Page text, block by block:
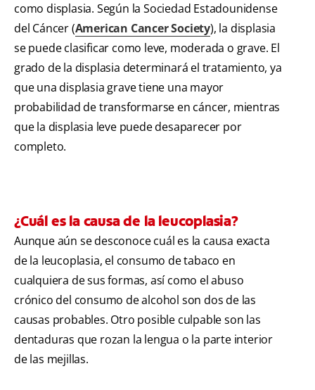
como displasia. Según la Sociedad Estadounidense
del Cáncer (American Cancer Society), la displasia
se puede clasificar como leve, moderada o grave. El
grado de la displasia determinará el tratamiento, ya
que una displasia grave tiene una mayor
probabilidad de transformarse en cáncer, mientras
que la displasia leve puede desaparecer por
completo.
¿Cuál es la causa de la leucoplasia?
Aunque aún se desconoce cuál es la causa exacta
de la leucoplasia, el consumo de tabaco en
cualquiera de sus formas, así como el abuso
crónico del consumo de alcohol son dos de las
causas probables. Otro posible culpable son las
dentaduras que rozan la lengua o la parte interior
de las mejillas.